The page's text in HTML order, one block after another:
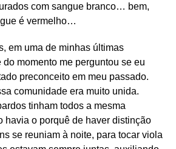
com sangue branco… bem,
é vermelho…
em uma de minhas últimas
momento me perguntou se eu
preconceito em meu passado.
comunidade era muito unida.
tinham todos a mesma
o porquê de haver distinção
se reuniam à noite, para tocar viola